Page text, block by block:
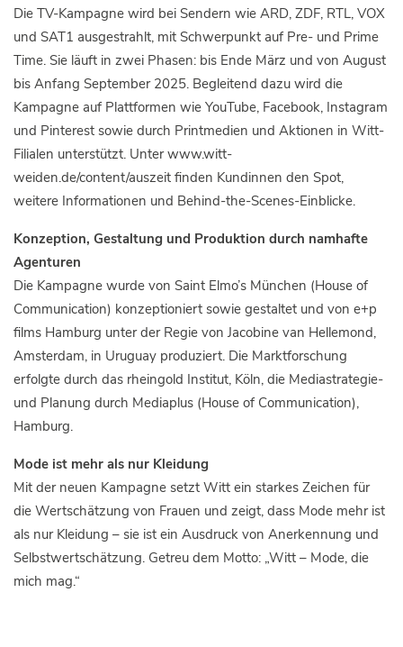
Die TV-Kampagne wird bei Sendern wie ARD, ZDF, RTL, VOX
und SAT1 ausgestrahlt, mit Schwerpunkt auf Pre- und Prime
Time. Sie läuft in zwei Phasen: bis Ende März und von August
bis Anfang September 2025. Begleitend dazu wird die
Kampagne auf Plattformen wie YouTube, Facebook, Instagram
und Pinterest sowie durch Printmedien und Aktionen in Witt-
Filialen unterstützt. Unter www.witt-
weiden.de/content/auszeit finden Kundinnen den Spot,
weitere Informationen und Behind-the-Scenes-Einblicke.
Konzeption, Gestaltung und Produktion durch namhafte
Agenturen
Die Kampagne wurde von Saint Elmo’s München (House of
Communication) konzeptioniert sowie gestaltet und von e+p
films Hamburg unter der Regie von Jacobine van Hellemond,
Amsterdam, in Uruguay produziert. Die Marktforschung
erfolgte durch das rheingold Institut, Köln, die Mediastrategie-
und Planung durch Mediaplus (House of Communication),
Hamburg.
Mode ist mehr als nur Kleidung
Mit der neuen Kampagne setzt Witt ein starkes Zeichen für
die Wertschätzung von Frauen und zeigt, dass Mode mehr ist
als nur Kleidung – sie ist ein Ausdruck von Anerkennung und
Selbstwertschätzung. Getreu dem Motto: „Witt – Mode, die
mich mag.“